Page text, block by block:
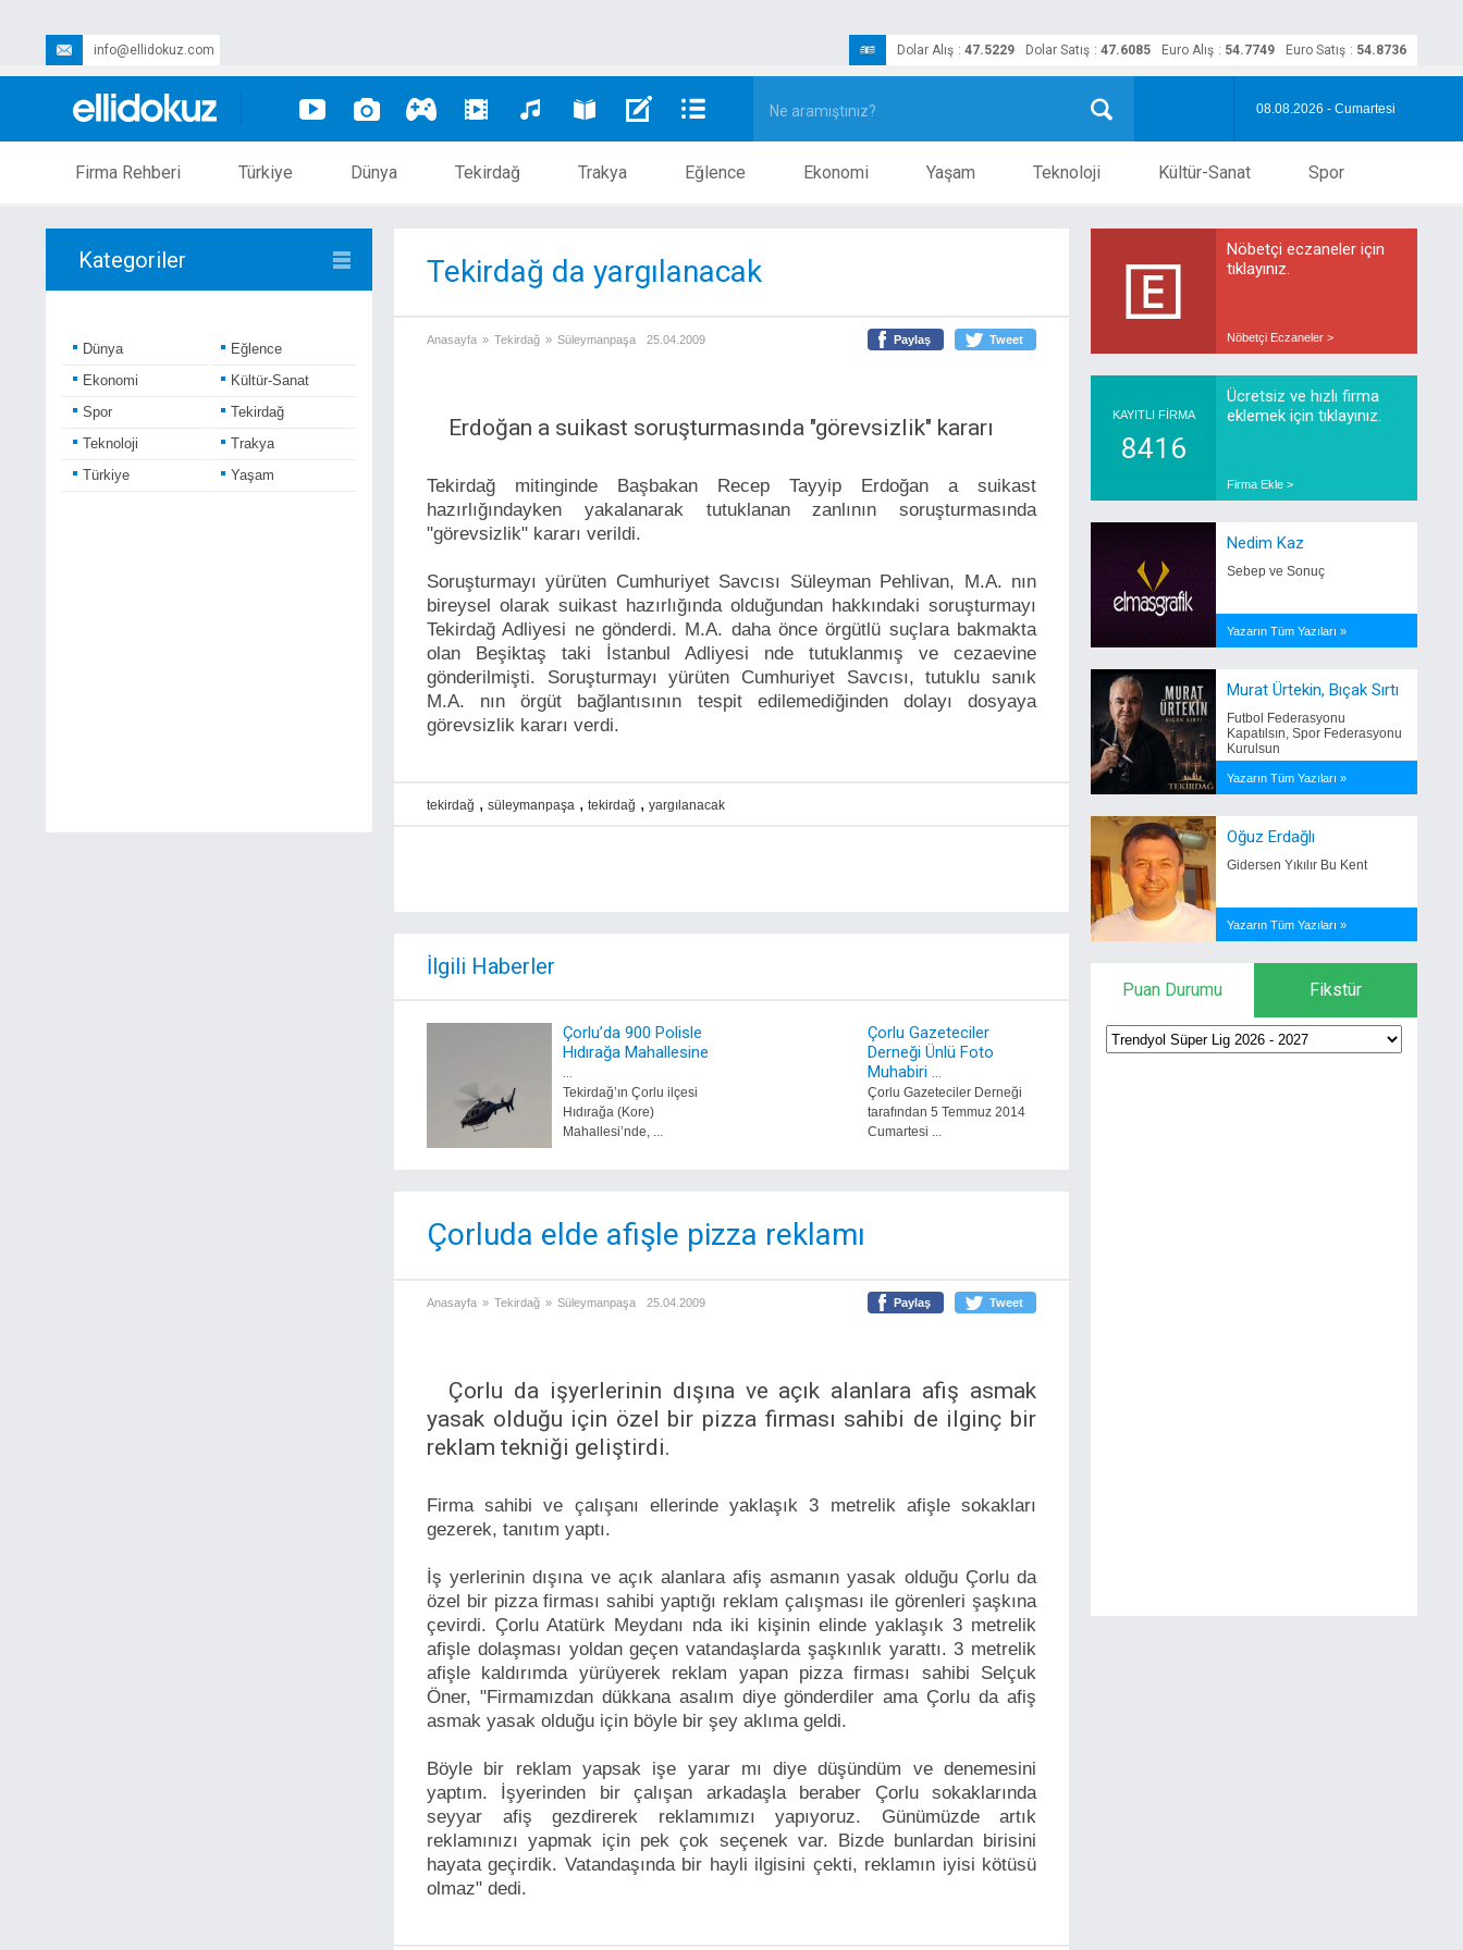
info@ellidokuz.com Dolar Alış : 47.5229 Dolar Satış : 47.6085 Euro Alış : 54.7749 Euro Satış : 54.8736
08.08.2026 - Cumartesi
Firma Rehberi Türkiye Dünya Tekirdağ Trakya Eğlence Ekonomi Yaşam Teknoloji Kültür-Sanat Spor
Kategoriler
Dünya
Eğlence
Ekonomi
Kültür-Sanat
Spor
Tekirdağ
Teknoloji
Trakya
Türkiye
Yaşam
Tekirdağ da yargılanacak
Anasayfa » Tekirdağ » Süleymanpaşa 25.04.2009 Paylaş Tweet
Erdoğan a suikast soruşturmasında "görevsizlik" kararı
Tekirdağ mitinginde Başbakan Recep Tayyip Erdoğan a suikast
hazırlığındayken yakalanarak tutuklanan zanlının soruşturmasında
"görevsizlik" kararı verildi.
Soruşturmayı yürüten Cumhuriyet Savcısı Süleyman Pehlivan, M.A. nın
bireysel olarak suikast hazırlığında olduğundan hakkındaki soruşturmayı
Tekirdağ Adliyesi ne gönderdi. M.A. daha önce örgütlü suçlara bakmakta
olan Beşiktaş taki İstanbul Adliyesi nde tutuklanmış ve cezaevine
gönderilmişti. Soruşturmayı yürüten Cumhuriyet Savcısı, tutuklu sanık
M.A. nın örgüt bağlantısının tespit edilemediğinden dolayı dosyaya
görevsizlik kararı verdi.
tekirdağ , süleymanpaşa , tekirdağ , yargılanacak
İlgili Haberler
Çorlu’da 900 Polisle
Hıdırağa Mahallesine
...
Tekirdağ’ın Çorlu ilçesi
Hıdırağa (Kore)
Mahallesi’nde, ...
Çorlu Gazeteciler
Derneği Ünlü Foto
Muhabiri ...
Çorlu Gazeteciler Derneği
tarafından 5 Temmuz 2014
Cumartesi ...
Çorluda elde afişle pizza reklamı
Anasayfa » Tekirdağ » Süleymanpaşa 25.04.2009 Paylaş Tweet
Çorlu da işyerlerinin dışına ve açık alanlara afiş asmak
yasak olduğu için özel bir pizza firması sahibi de ilginç bir
reklam tekniği geliştirdi.
Firma sahibi ve çalışanı ellerinde yaklaşık 3 metrelik afişle sokakları
gezerek, tanıtım yaptı.
İş yerlerinin dışına ve açık alanlara afiş asmanın yasak olduğu Çorlu da
özel bir pizza firması sahibi yaptığı reklam çalışması ile görenleri şaşkına
çevirdi. Çorlu Atatürk Meydanı nda iki kişinin elinde yaklaşık 3 metrelik
afişle dolaşması yoldan geçen vatandaşlarda şaşkınlık yarattı. 3 metrelik
afişle kaldırımda yürüyerek reklam yapan pizza firması sahibi Selçuk
Öner, "Firmamızdan dükkana asalım diye gönderdiler ama Çorlu da afiş
asmak yasak olduğu için böyle bir şey aklıma geldi.
Böyle bir reklam yapsak işe yarar mı diye düşündüm ve denemesini
yaptım. İşyerinden bir çalışan arkadaşla beraber Çorlu sokaklarında
seyyar afiş gezdirerek reklamımızı yapıyoruz. Günümüzde artık
reklamınızı yapmak için pek çok seçenek var. Bizde bunlardan birisini
hayata geçirdik. Vatandaşında bir hayli ilgisini çekti, reklamın iyisi kötüsü
olmaz" dedi.
Nöbetçi eczaneler için
tıklayınız.
Nöbetçi Eczaneler >
KAYITLI FİRMA
8416
Ücretsiz ve hızlı firma
eklemek için tıklayınız.
Firma Ekle >
Nedim Kaz
Sebep ve Sonuç
Yazarın Tüm Yazıları »
Murat Ürtekin, Bıçak Sırtı
Futbol Federasyonu
Kapatılsın, Spor Federasyonu
Kurulsun
Yazarın Tüm Yazıları »
Oğuz Erdağlı
Gidersen Yıkılır Bu Kent
Yazarın Tüm Yazıları »
Puan Durumu Fikstür